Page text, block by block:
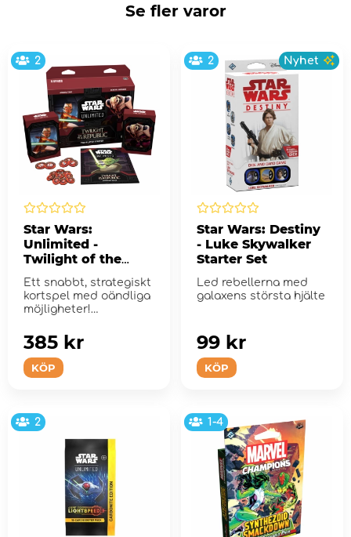
Se fler varor
2
Star Wars:
Unlimited -
Twilight of the
Republic Two-
Player Starter
Ett snabbt, strategiskt
kortspel med oändliga
möjligheter!
KÖP
385 kr
2 Nyhet
Star Wars: Destiny
- Luke Skywalker
Starter Set
Led rebellerna med
galaxens största hjälte
KÖP
99 kr
2 1-4